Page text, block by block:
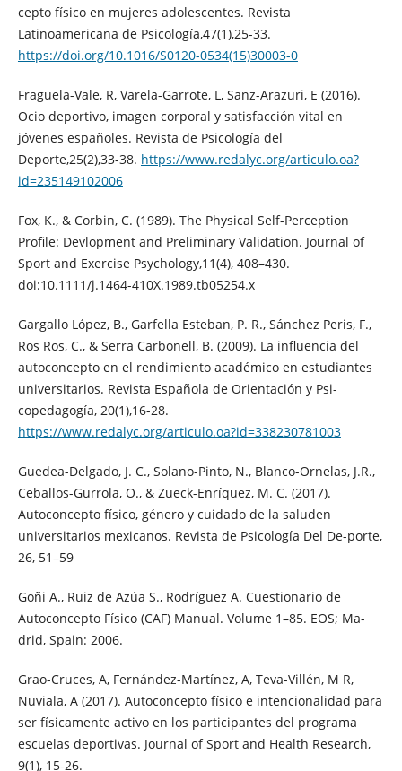
cepto físico en mujeres adolescentes. Revista
Latinoamericana de Psicología,47(1),25-33.
https://doi.org/10.1016/S0120-0534(15)30003-0
Fraguela-Vale, R, Varela-Garrote, L, Sanz-Arazuri, E (2016).
Ocio deportivo, imagen corporal y satisfacción vital en
jóvenes españoles. Revista de Psicología del
Deporte,25(2),33-38. https://www.redalyc.org/articulo.oa?
id=235149102006
Fox, K., & Corbin, C. (1989). The Physical Self-Perception
Profile: Devlopment and Preliminary Validation. Journal of
Sport and Exercise Psychology,11(4), 408–430.
doi:10.1111/j.1464-410X.1989.tb05254.x
Gargallo López, B., Garfella Esteban, P. R., Sánchez Peris, F.,
Ros Ros, C., & Serra Carbonell, B. (2009). La influencia del
autoconcepto en el rendimiento académico en estudiantes
universitarios. Revista Española de Orientación y Psi-
copedagogía, 20(1),16-28.
https://www.redalyc.org/articulo.oa?id=338230781003
Guedea-Delgado, J. C., Solano-Pinto, N., Blanco-Ornelas, J.R.,
Ceballos-Gurrola, O., & Zueck-Enríquez, M. C. (2017).
Autoconcepto físico, género y cuidado de la saluden
universitarios mexicanos. Revista de Psicología Del De-porte,
26, 51–59
Goñi A., Ruiz de Azúa S., Rodríguez A. Cuestionario de
Autoconcepto Físico (CAF) Manual. Volume 1–85. EOS; Ma-
drid, Spain: 2006.
Grao-Cruces, A, Fernández-Martínez, A, Teva-Villén, M R,
Nuviala, A (2017). Autoconcepto físico e intencionalidad para
ser físicamente activo en los participantes del programa
escuelas deportivas. Journal of Sport and Health Research,
9(1), 15-26.